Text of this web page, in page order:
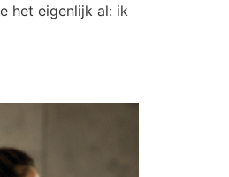
het eigenlijk al: ik